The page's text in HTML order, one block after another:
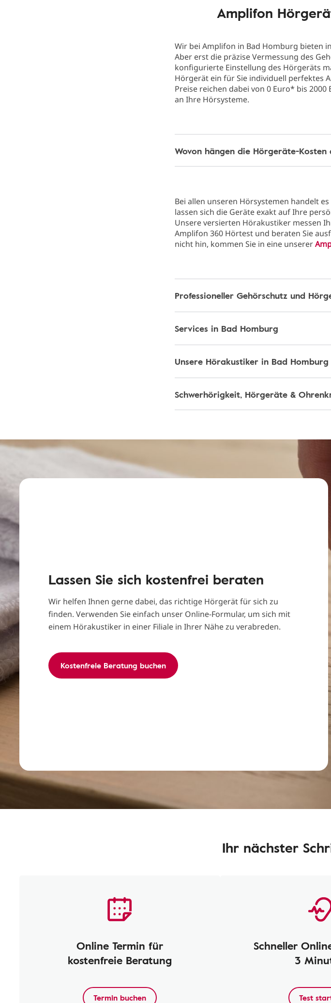
Amplifon
Wir bei Amplifon in Bad Homburg bieten
Aber erst die präzise Vermessung des
konfigurierte Einstellung des Hörgeräts
Hörgerät ein für Sie individuell perfektes
Preise reichen dabei von 0 Euro* bis
an Ihre Hörsysteme.
Wovon hängen die Hörgeräte-Kosten
Bei allen unseren Hörsystemen handelt
lassen sich die Geräte exakt auf Ihre
Unsere versierten Hörakustiker messen
Amplifon 360 Hörtest und beraten Sie
nicht hin, kommen Sie in eine unserer
Professioneller Gehörschutz und
Services in Bad Homburg
Unsere Hörakustiker in Bad Homburg
Schwerhörigkeit, Hörgeräte &
Lassen Sie sich kostenfrei beraten
Wir helfen Ihnen gerne dabei, das richtige Hörgerät für sich zu
finden. Verwenden Sie einfach unser Online-Formular, um sich mit
einem Hörakustiker in einer Filiale in Ihrer Nähe zu verabreden.
Kostenfreie Beratung buchen
Ihr nächster
Online Termin für
kostenfreie Beratung
Termin buchen
Schneller
3
Test